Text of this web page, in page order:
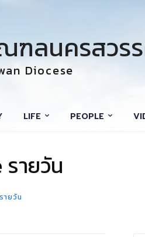
ฑลนครสวร
Diocese
LIFE PEOPLE
ายวัน
ายวัน